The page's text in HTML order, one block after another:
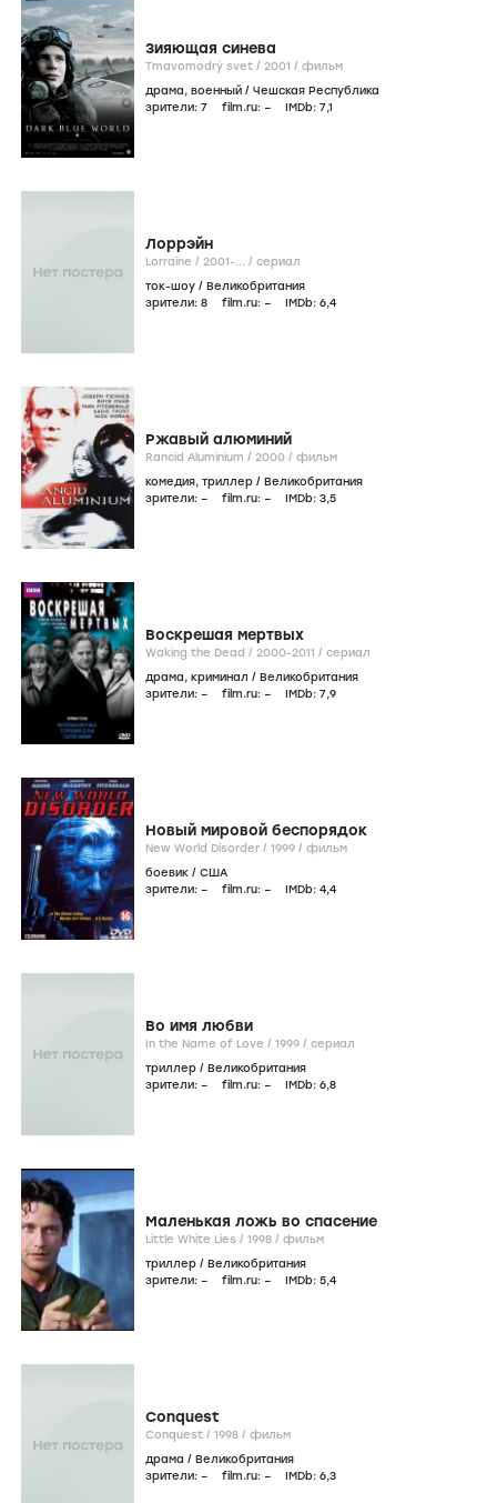
Зияющая синева
Tmavomodrý svet / 2001 / фильм
драма, военный / Чешская Республика
зрители: 7 film.ru: – IMDb: 7,1
Лоррэйн
Lorraine / 2001-... / сериал
ток-шоу / Великобритания
зрители: 8 film.ru: – IMDb: 6,4
Ржавый алюминий
Rancid Aluminium / 2000 / фильм
комедия, триллер / Великобритания
зрители: – film.ru: – IMDb: 3,5
Воскрешая мертвых
Waking the Dead / 2000-2011 / сериал
драма, криминал / Великобритания
зрители: – film.ru: – IMDb: 7,9
Новый мировой беспорядок
New World Disorder / 1999 / фильм
боевик / США
зрители: – film.ru: – IMDb: 4,4
Во имя любви
In the Name of Love / 1999 / сериал
триллер / Великобритания
зрители: – film.ru: – IMDb: 6,8
Маленькая ложь во спасение
Little White Lies / 1998 / фильм
триллер / Великобритания
зрители: – film.ru: – IMDb: 5,4
Conquest
Conquest / 1998 / фильм
драма / Великобритания
зрители: – film.ru: – IMDb: 6,3